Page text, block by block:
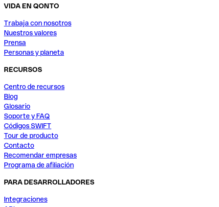
VIDA EN QONTO
Trabaja con nosotros
Nuestros valores
Prensa
Personas y planeta
RECURSOS
Centro de recursos
Blog
Glosario
Soporte y FAQ
Códigos SWIFT
Tour de producto
Contacto
Recomendar empresas
Programa de afiliación
PARA DESARROLLADORES
Integraciones